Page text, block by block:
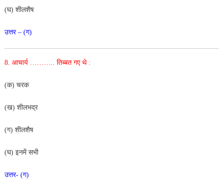
(घ) शीलशैष
उत्तर – (ग)
8. आचार्य ……….. तिब्बत गए थे :
(क) चरक
(ख) शीलभद्र
(ग) शीलशैष
(घ) इनमें सभी
उत्तर- (ग)